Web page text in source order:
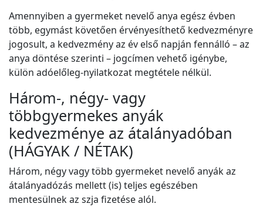
Amennyiben a gyermeket nevelő anya egész évben
több, egymást követően érvényesíthető kedvezményre
jogosult, a kedvezmény az év első napján fennálló – az
anya döntése szerinti – jogcímen vehető igénybe,
külön adóelőleg-nyilatkozat megtétele nélkül.
Három-, négy- vagy
többgyermekes anyák
kedvezménye az átalányadóban
(HÁGYAK / NÉTAK)
Három, négy vagy több gyermeket nevelő anyák az
átalányadózás mellett (is) teljes egészében
mentesülnek az szja fizetése alól.